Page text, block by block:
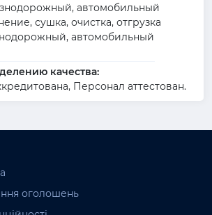
автомобильный
сушка, очистка, отгрузка
автомобильный
качества:
Персонал аттестован.
оголошень